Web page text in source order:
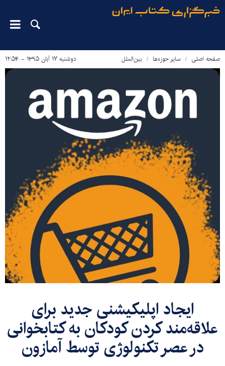
صفحه اصلی سایر حوزه‌ها بین‌الملل دوشنبه ۱۷ آبان ۱۳۹۵ - ۱۲:۵۴
ایجاد اپلیکیشنی جدید برای
علاقه‌مند کردن کودکان به کتابخوانی
در عصر تکنولوژی توسط آمازون